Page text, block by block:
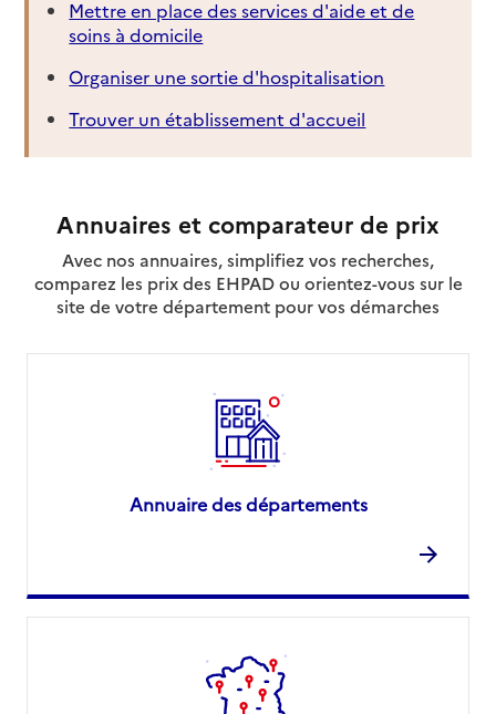
Mettre en place des services d'aide et de
soins à domicile
Organiser une sortie d'hospitalisation
Trouver un établissement d'accueil
Annuaires et comparateur de prix
Avec nos annuaires, simplifiez vos recherches,
comparez les prix des EHPAD ou orientez-vous sur le
site de votre département pour vos démarches
Annuaire des départements